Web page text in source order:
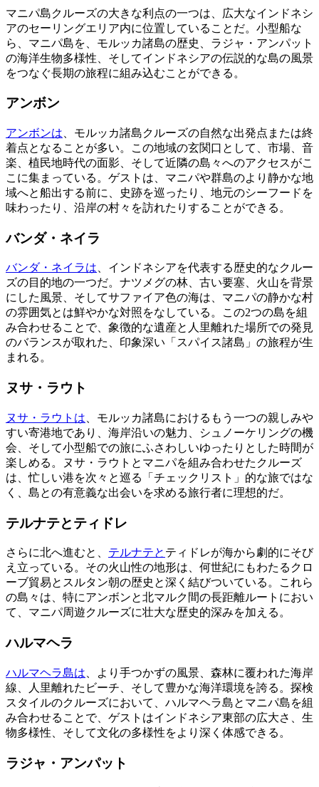
マニパ島クルーズの大きな利点の一つは、広大なインドネシ
アのセーリングエリア内に位置していることだ。小型船な
ら、マニパ島を、モルッカ諸島の歴史、ラジャ・アンパット
の海洋生物多様性、そしてインドネシアの伝説的な島の風景
をつなぐ長期の旅程に組み込むことができる。
アンボン
アンボンは 、モルッカ諸島クルーズの自然な出発点または終
着点となることが多い。この地域の玄関口として、市場、音
楽、植民地時代の面影、そして近隣の島々へのアクセスがこ
こに集まっている。ゲストは、マニパや群島のより静かな地
域へと船出する前に、史跡を巡ったり、地元のシーフードを
味わったり、沿岸の村々を訪れたりすることができる。
バンダ・ネイラ
バンダ・ネイラは、インドネシアを代表する歴史的なクルー
ズの目的地の一つだ。ナツメグの林、古い要塞、火山を背景
にした風景、そしてサファイア色の海は、マニパの静かな村
の雰囲気とは鮮やかな対照をなしている。この2つの島を組
み合わせることで、象徴的な遺産と人里離れた場所での発見
のバランスが取れた、印象深い「スパイス諸島」の旅程が生
まれる。
ヌサ・ラウト
ヌサ・ラウトは 、モルッカ諸島におけるもう一つの親しみや
すい寄港地であり、海岸沿いの魅力、シュノーケリングの機
会、そして小型船での旅にふさわしいゆったりとした時間が
楽しめる。ヌサ・ラウトとマニパを組み合わせたクルーズ
は、忙しい港を次々と巡る「チェックリスト」的な旅ではな
く、島との有意義な出会いを求める旅行者に理想的だ。
テルナテとティドレ
さらに北へ進むと、 テルナテと ティドレが海から劇的にそび
え立っている。その火山性の地形は、何世紀にもわたるクロ
ーブ貿易とスルタン朝の歴史と深く結びついている。これら
の島々は、特にアンボンと北マルク間の長距離ルートにおい
て、マニパ周遊クルーズに壮大な歴史的深みを加える。
ハルマヘラ
ハルマヘラ島は 、より手つかずの風景、森林に覆われた海岸
線、人里離れたビーチ、そして豊かな海洋環境を誇る。探検
スタイルのクルーズにおいて、ハルマヘラ島とマニパ島を組
み合わせることで、ゲストはインドネシア東部の広大さ、生
物多様性、そして文化の多様性をより深く体感できる。
ラジャ・アンパット